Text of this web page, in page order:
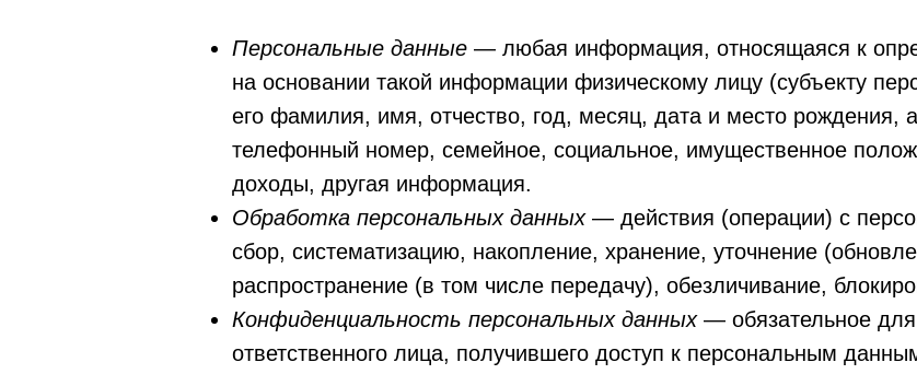
Персональные данные — любая информация, относящаяся к
на основании такой информации физическому лицу (субъекту
его фамилия, имя, отчество, год, месяц, дата и место рождения,
телефонный номер, семейное, социальное, имущественное
доходы, другая информация.
Обработка персональных данных— действия (операции) с
сбор, систематизацию, накопление, хранение, уточнение
распространение (в том числе передачу), обезличивание,
Конфиденциальность персональных данных — обязательное
ответственного лица, получившего доступ к персональным